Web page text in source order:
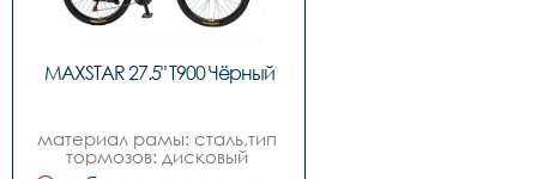
MAXSTAR 27.5" T900 Чёрный
материал рамы: сталь,тип
тормозов: дисковый
механический,диаметр